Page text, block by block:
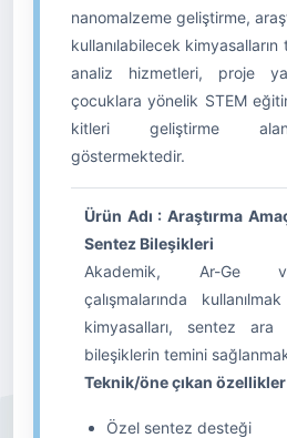
nanomalzeme geliştirme,
kullanılabilecek
analiz hizmetleri, proje
çocuklara yönelik STEM
kitleri geliştirme
göstermektedir.
Ürün Adı : Araştırma
Sentez Bileşikleri
Akademik, Ar-Ge
çalışmalarında
kimyasalları, sentez
bileşiklerin temini
Teknik/öne çıkan
Özel sentez desteği